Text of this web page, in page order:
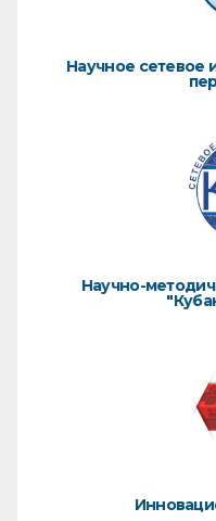
Научное сетевое
Научно-